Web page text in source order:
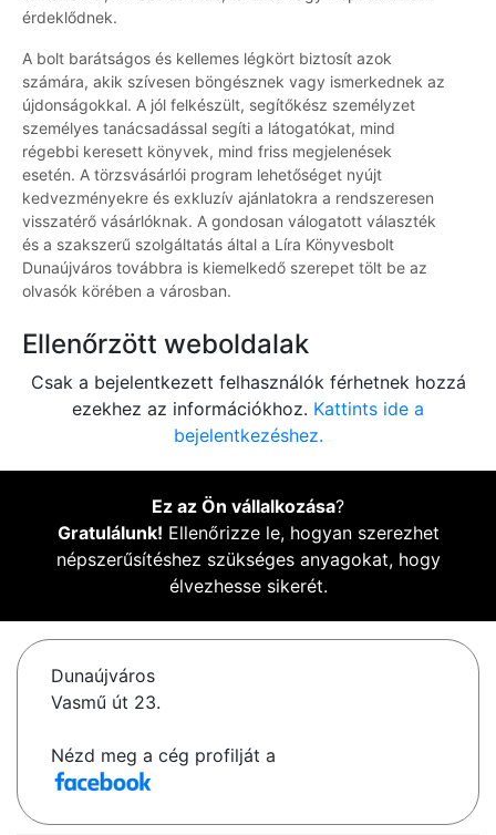
érdeklődnek.
A bolt barátságos és kellemes légkört biztosít azok
számára, akik szívesen böngésznek vagy ismerkednek az
újdonságokkal. A jól felkészült, segítőkész személyzet
személyes tanácsadással segíti a látogatókat, mind
régebbi keresett könyvek, mind friss megjelenések
esetén. A törzsvásárlói program lehetőséget nyújt
kedvezményekre és exkluzív ajánlatokra a rendszeresen
visszatérő vásárlóknak. A gondosan válogatott választék
és a szakszerű szolgáltatás által a Líra Könyvesbolt
Dunaújváros továbbra is kiemelkedő szerepet tölt be az
olvasók körében a városban.
Ellenőrzött weboldalak
Csak a bejelentkezett felhasználók férhetnek hozzá
ezekhez az információkhoz. Kattints ide a
bejelentkezéshez.
Ez az Ön vállalkozása?
Gratulálunk! Ellenőrizze le, hogyan szerezhet
népszerűsítéshez szükséges anyagokat, hogy
élvezhesse sikerét.
Dunaújváros
Vasmű út 23.
Nézd meg a cég profilját a